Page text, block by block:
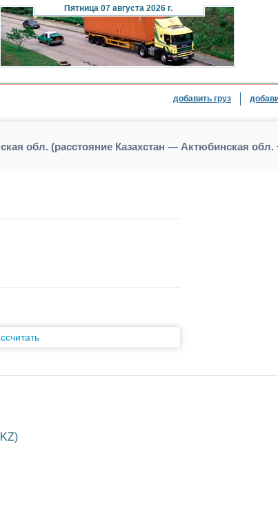
Пятница07 августа 2026 г.
добавить груз
обл. (расстояние Казахстан — Актюбинская обл.